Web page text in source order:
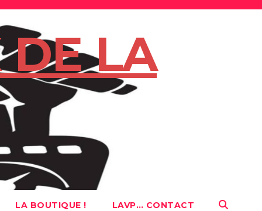
DE LA
LA BOUTIQUE ! LAVP… CONTACT